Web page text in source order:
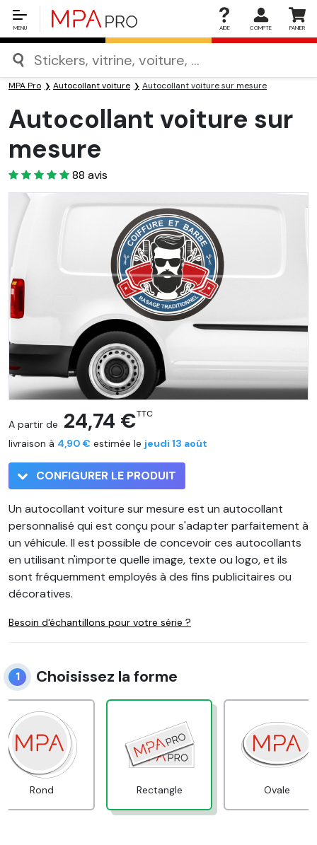
MENU AIDE COMPTE PANIER
MPA Pro Autocollant voiture Autocollant voiture sur mesure
Autocollant voiture sur
mesure
4.3
88 avis
A partir de 24,74 €TTC
livraison à 4,90 € estimée le jeudi 13 août
CONFIGURER LE PRODUIT
Un autocollant voiture sur mesure est un autocollant
personnalisé qui est conçu pour s'adapter parfaitement à
un véhicule. Il est possible de concevoir ces autocollants
en utilisant n'importe quelle image, texte ou logo, et ils
sont fréquemment employés à des fins publicitaires ou
décoratives.
Besoin d'échantillons pour votre série ?
1 Choisissez la forme
Rond Rectangle Ovale